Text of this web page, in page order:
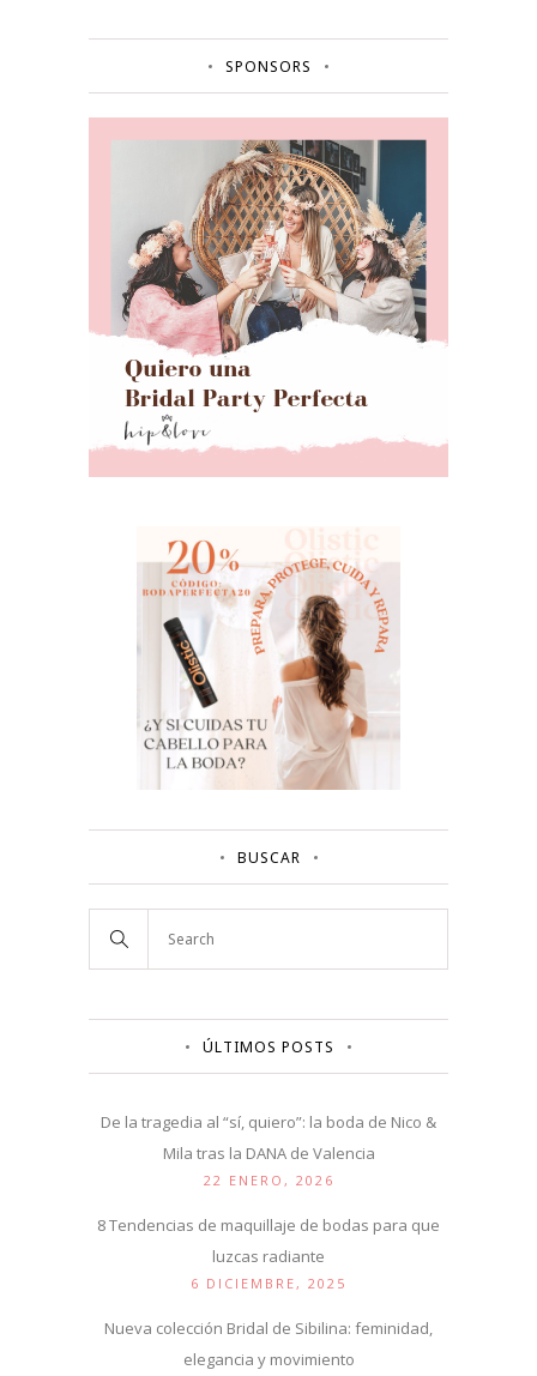
SPONSORS
BUSCAR
ÚLTIMOS POSTS
De la tragedia al “sí, quiero”: la boda de Nico &
Mila tras la DANA de Valencia
22 ENERO, 2026
8 Tendencias de maquillaje de bodas para que
luzcas radiante
6 DICIEMBRE, 2025
Nueva colección Bridal de Sibilina: feminidad,
elegancia y movimiento